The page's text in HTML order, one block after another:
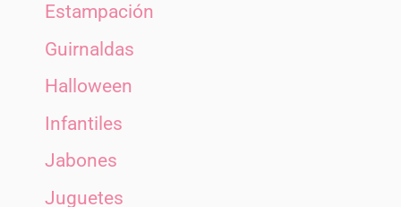
Estampación
Guirnaldas
Halloween
Infantiles
Jabones
Juguetes